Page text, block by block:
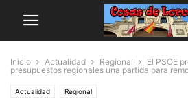
Inicio Actualidad Regional
El PSOE
presupuestos regionales una partida para
Actualidad Regional